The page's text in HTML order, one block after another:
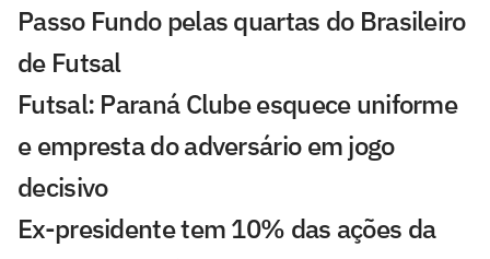
Passo Fundo pelas quartas do Brasileiro
de Futsal
Futsal: Paraná Clube esquece uniforme
e empresta do adversário em jogo
decisivo
Ex-presidente tem 10% das ações da